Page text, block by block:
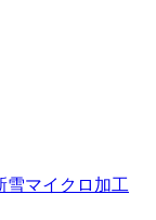
雪マイクロ加工